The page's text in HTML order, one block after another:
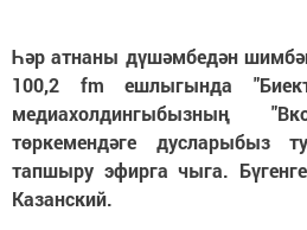
Һәр атнаны дүшәмбедән
100,2 fm ешлыгында
медиахолдингыбызның
төркемендәге дусларыбыз
тапшыру эфирга чыга.
Казанский.